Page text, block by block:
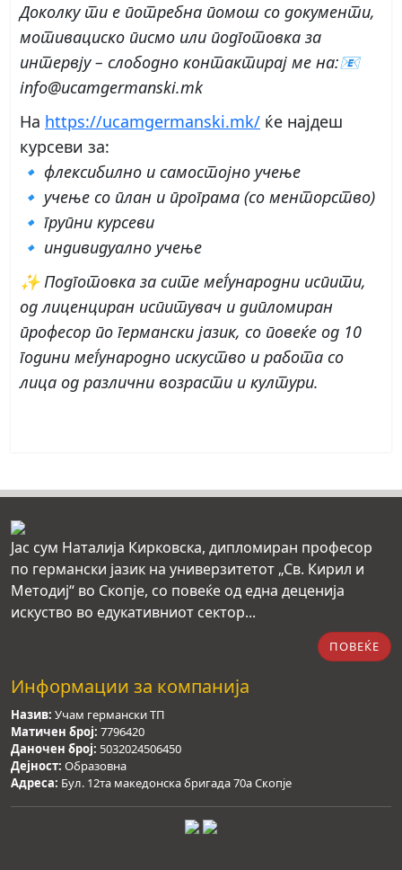
Доколку ти е потребна помош со документи,
мотивациско писмо или подготовка за
интервју – слободно контактирај ме на:📧
info@ucamgermanski.mk
На https://ucamgermanski.mk/ ќе најдеш
курсеви за:
🔹 флексибилно и самостојно учење
🔹 учење со план и програма (со менторство)
🔹 групни курсеви
🔹 индивидуално учење
✨ Подготовка за сите меѓународни испити,
од лиценциран испитувач и дипломиран
професор по германски јазик, со повеќе од 10
години меѓународно искуство и работа со
лица од различни возрасти и култури.
Јас сум Наталија Кирковска, дипломиран професор
по германски јазик на универзитетот „Св. Кирил и
Методиј“ во Скопје, со повеќе од една деценија
искуство во едукативниот сектор...
ПОВЕЌЕ
Информации за компанија
Назив: Учам германски ТП
Матичен број: 7796420
Даночен број: 5032024506450
Дејност: Образовна
Адреса: Бул. 12та македонска бригада 70а Скопје